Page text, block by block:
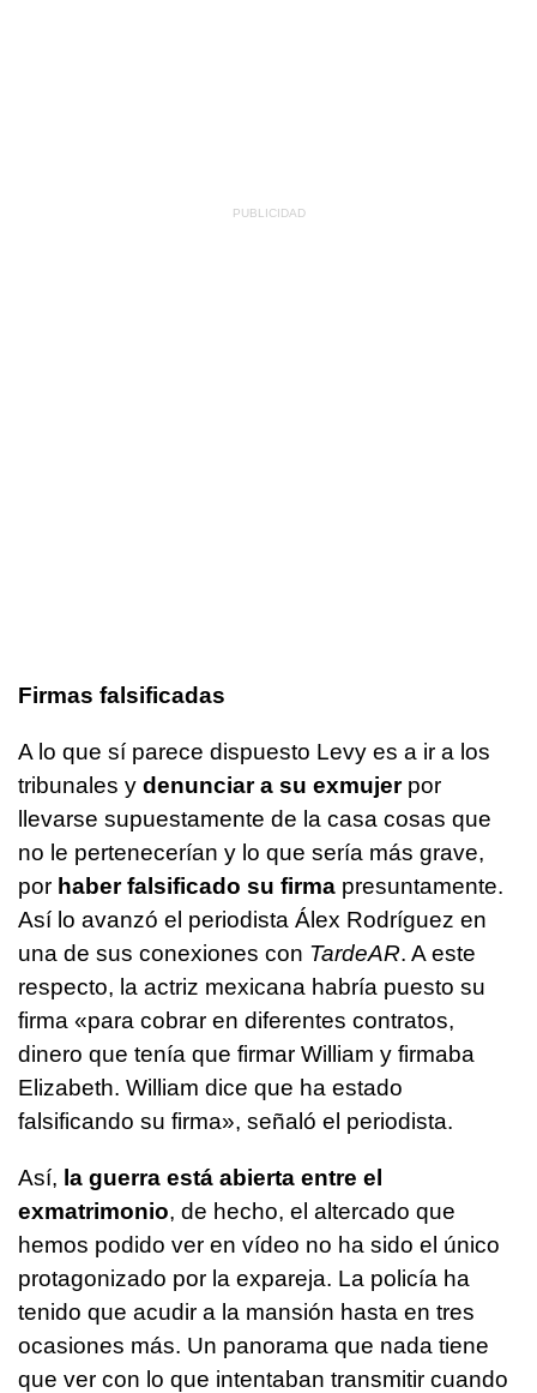
Firmas falsificadas
A lo que sí parece dispuesto Levy es a ir a los
tribunales y denunciar a su exmujerpor
llevarse supuestamente de la casa cosas que
no le pertenecerían y lo que sería más grave,
por haber falsificado su firma presuntamente.
Así lo avanzó el periodista Álex Rodríguez en
una de sus conexiones con TardeAR. A este
respecto, la actriz mexicana habría puesto su
firma «para cobrar en diferentes contratos,
dinero que tenía que firmar William y firmaba
Elizabeth. William dice que ha estado
falsificando su firma», señaló el periodista.
Así, la guerra está abierta entre el
exmatrimonio, de hecho, el altercado que
hemos podido ver en vídeo no ha sido el único
protagonizado por la expareja. La policía ha
tenido que acudir a la mansión hasta en tres
ocasiones más. Un panorama que nada tiene
que ver con lo que intentaban transmitir cuando